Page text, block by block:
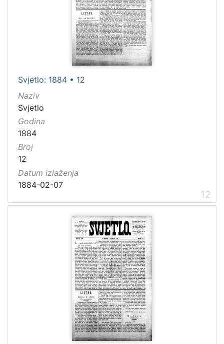
Svjetlo: 1884 • 12
Naziv
Svjetlo
Godina
1884
Broj
12
Datum izlaženja
1884-02-07
12